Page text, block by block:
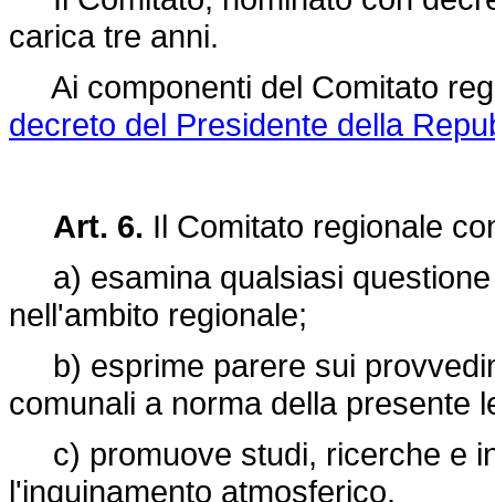
carica tre anni.
Ai componenti del Comitato
decreto del Presidente della
Art. 6. Il Comitato regionale
a) esamina qualsiasi questione
nell'ambito regionale;
b) esprime parere sui
comunali a norma della presente
c) promuove studi, ricerche e
l'inquinamento atmosferico.